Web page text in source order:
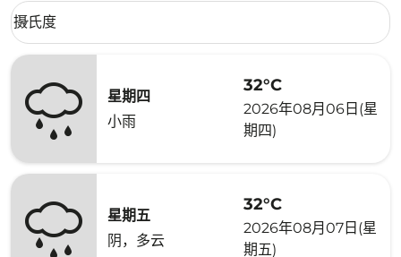
Weather unit option 摄氏度 Selected
摄氏度
keyboard_arrow_down
星期四
小雨
32°C
2026年08月06日(星
期四)
星期五
阴，多云
32°C
2026年08月07日(星
期五)